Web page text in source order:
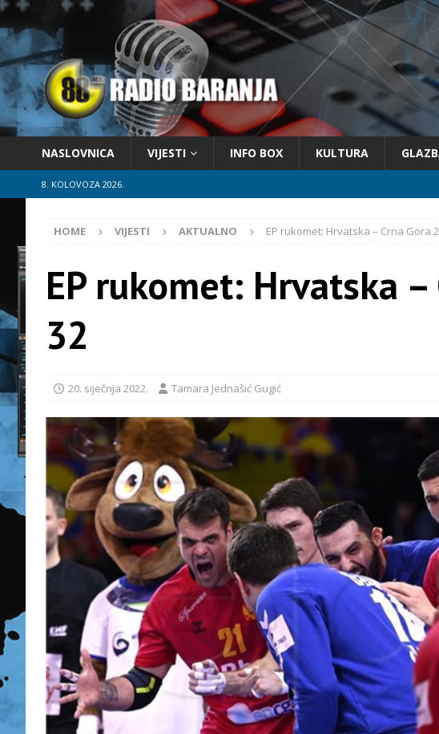
NASLOVNICA VIJESTI INFO BOX KULTURA
8. KOLOVOZA 2026.
HOME VIJESTI AKTUALNO EP rukomet: Hrvatska – Crna Gora
EP rukomet: Hrvatska
32
20. siječnja 2022. Tamara Jednašić Gugić